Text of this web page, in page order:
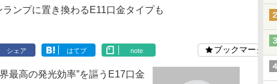
ランプに置き換わるE11口金タイプも
シェア はてブ note ブックマーク
最高の発光効率”を謳うE17口金